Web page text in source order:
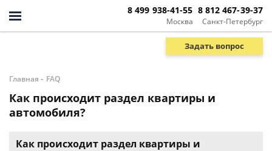
Москва
8 499 938-41-55
Санкт-Петербург
8 812 467-39-37
Задать вопрос
Главная - FAQ
Как происходит раздел квартиры и
автомобиля?
Как происходит раздел квартиры и